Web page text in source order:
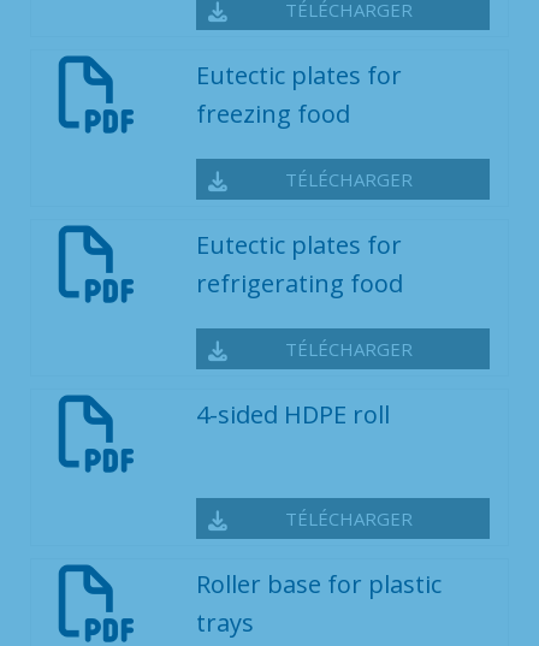
TÉLÉCHARGER
Eutectic plates for
freezing food
TÉLÉCHARGER
Eutectic plates for
refrigerating food
TÉLÉCHARGER
4-sided HDPE roll
TÉLÉCHARGER
Roller base for plastic
trays